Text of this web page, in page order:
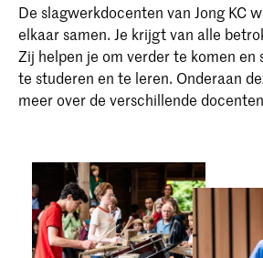
De slagwerkdocenten van Jong KC
elkaar samen. Je krijgt van alle
Zij helpen je om verder te komen en
te studeren en te leren. Onderaan
meer over de verschillende